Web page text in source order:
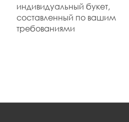
индивидуальный букет,
составленный по вашим
требованиями